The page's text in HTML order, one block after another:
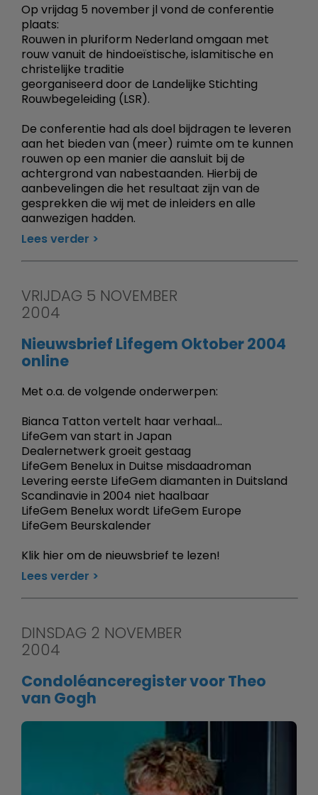
Op vrijdag 5 november jl vond de conferentie
plaats:
Rouwen in pluriform Nederland omgaan met
rouw vanuit de hindoeïstische, islamitische en
christelijke traditie
georganiseerd door de Landelijke Stichting
Rouwbegeleiding (LSR).
De conferentie had als doel bijdragen te leveren
aan het bieden van (meer) ruimte om te kunnen
rouwen op een manier die aansluit bij de
achtergrond van nabestaanden. Hierbij de
aanbevelingen die het resultaat zijn van de
gesprekken die wij met de inleiders en alle
aanwezigen hadden.
Lees verder
VRIJDAG 5 NOVEMBER
2004
Nieuwsbrief Lifegem Oktober 2004
online
Met o.a. de volgende onderwerpen:
Bianca Tatton vertelt haar verhaal...
LifeGem van start in Japan
Dealernetwerk groeit gestaag
LifeGem Benelux in Duitse misdaadroman
Levering eerste LifeGem diamanten in Duitsland
Scandinavie in 2004 niet haalbaar
LifeGem Benelux wordt LifeGem Europe
LifeGem Beurskalender
Klik hier om de nieuwsbrief te lezen!
Lees verder
DINSDAG 2 NOVEMBER
2004
Condoléanceregister voor Theo
van Gogh